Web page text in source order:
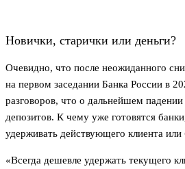
Новички, старички или деньги?
Очевидно, что после неожиданного
на первом заседании Банка России в
разговоров, что о дальнейшем
депозитов. К чему уже готовятся
удерживать действующего клиента или
«Всегда дешевле удержать текущего